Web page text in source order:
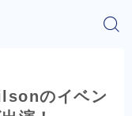
のイベン